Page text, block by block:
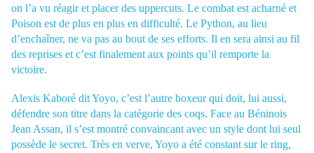
on l’a vu réagir et placer des uppercuts. Le combat est acharné et
Poison est de plus en plus en difficulté. Le Python, au lieu
d’enchaîner, ne va pas au bout de ses efforts. Il en sera ainsi au fil
des reprises et c’est finalement aux points qu’il remporte la
victoire.
Alexis Kaboré dit Yoyo, c’est l’autre boxeur qui doit, lui aussi,
défendre son titre dans la catégorie des coqs. Face au Béninois
Jean Assan, il s’est montré convaincant avec un style dont lui seul
possède le secret. Très en verve, Yoyo a été constant sur le ring,